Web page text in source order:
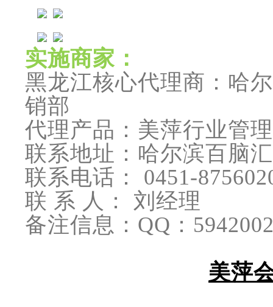
实施商家：
黑龙江核心代理商：哈
销部
代理产品：美萍行业管
联系地址：哈尔滨百脑
联系电话： 0451-
联 系 人： 刘经理
备注信息：QQ：
美萍